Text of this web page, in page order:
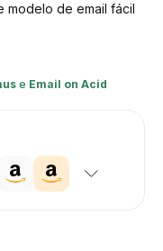
modelo de email fácil
e Email on Acid